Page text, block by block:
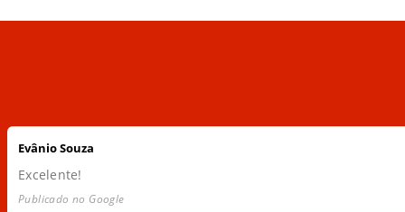
Evânio Souza
Excelente!
Publicado no Google